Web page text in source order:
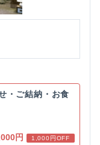
・ご結納・お食
円
1,000円OFF